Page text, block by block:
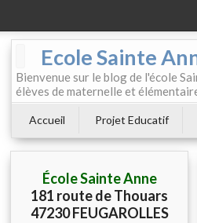
Ecole Sainte
Bienvenue sur le blog de l'école
élèves de maternelle et
Accueil Projet Educatif
École Sainte Anne
181 route de Thouars
47230 FEUGAROLLES